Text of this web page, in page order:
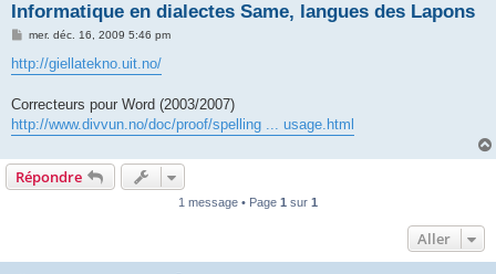
Informatique en dialectes Same, langues des Lapons
M
s
s
g
e
mer. déc. 16, 2009 5:46 pm
http://giellatekno.uit.no/
Correcteurs pour Word (2003/2007)
http://www.divvun.no/doc/proof/spelling ... usage.html
Répondre
1 message • Page 1 sur 1
Aller